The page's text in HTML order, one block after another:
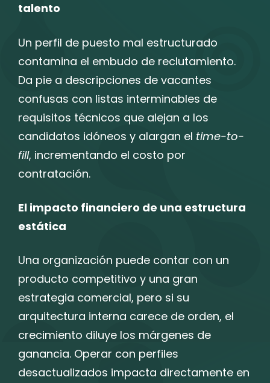
talento
Un perfil de puesto mal estructurado
contamina el embudo de reclutamiento.
Da pie a descripciones de vacantes
confusas con listas interminables de
requisitos técnicos que alejan a los
candidatos idóneos y alargan el time-to-
fill, incrementando el costo por
contratación.
El impacto financiero de una estructura
estática
Una organización puede contar con un
producto competitivo y una gran
estrategia comercial, pero si su
arquitectura interna carece de orden, el
crecimiento diluye los márgenes de
ganancia. Operar con perfiles
desactualizados impacta directamente en